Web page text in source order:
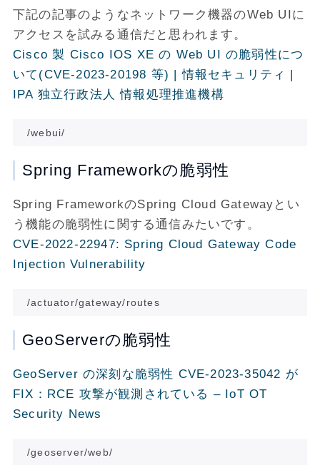
下記の記事のようなネットワーク機器のWeb UIに
アクセスを試みる通信だと思われます。
Cisco 製 Cisco IOS XE の Web UI の脆弱性につ
いて(CVE-2023-20198 等) | 情報セキュリティ |
IPA 独立行政法人 情報処理推進機構
Spring Frameworkの脆弱性
Spring FrameworkのSpring Cloud Gatewayとい
う機能の脆弱性に関する通信みたいです。
CVE-2022-22947: Spring Cloud Gateway Code
Injection Vulnerability
GeoServerの脆弱性
GeoServer の深刻な脆弱性 CVE-2023-35042 が
FIX：RCE 攻撃が観測されている – IoT OT
Security News